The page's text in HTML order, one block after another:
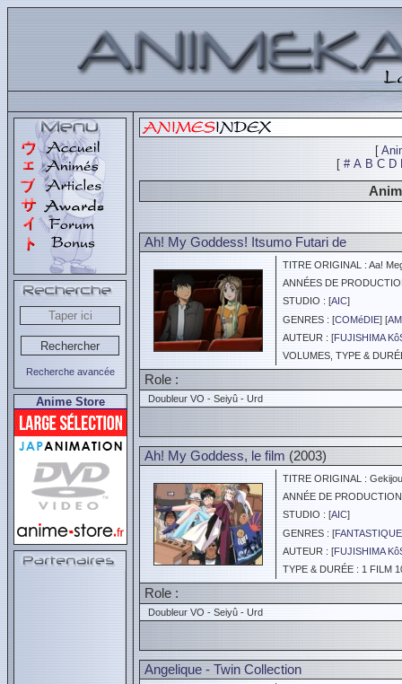
Recherche avancée
Anime Store
[
[ # A B C D
Ah! My Goddess! Itsumo Futari de
TITRE ORIGINAL : Aa!
ANNÉES DE
STUDIO : [AIC]
GENRES : [COMéDIE] [
AUTEUR : [FUJISHIMA
VOLUMES, TYPE &
Role :
Doubleur VO - Seiyû - Urd
Ah! My Goddess, le film (2003)
TITRE ORIGINAL :
ANNÉE DE
STUDIO : [AIC]
GENRES : [
AUTEUR : [FUJISHIMA
TYPE & DURÉE : 1 FILM
Role :
Doubleur VO - Seiyû - Urd
Angelique - Twin Collection